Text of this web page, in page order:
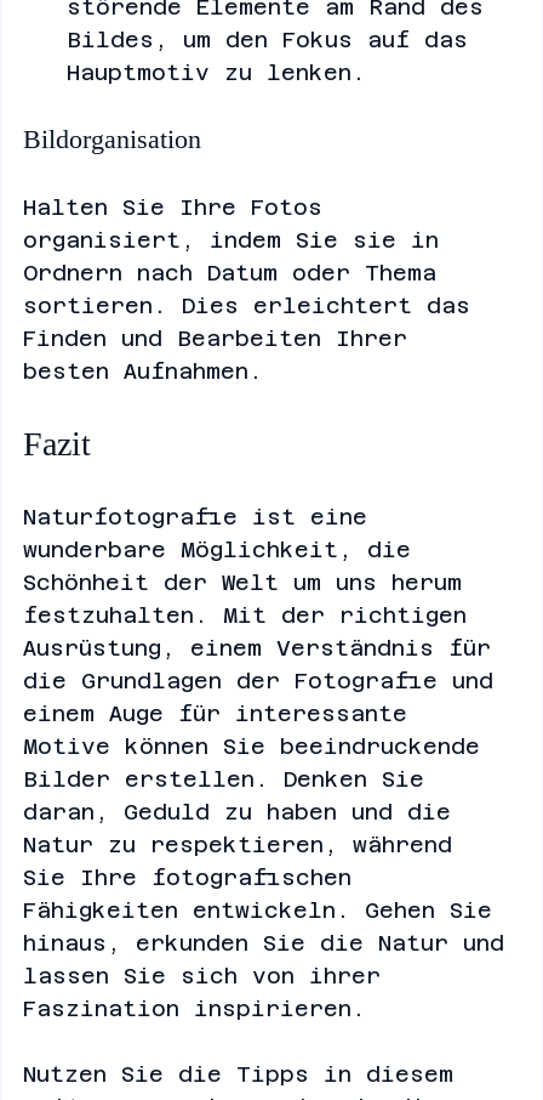
Zuschneiden: Entfernen Sie
störende Elemente am Rand des
Bildes, um den Fokus auf das
Halten Sie Ihre Fotos
organisiert, indem Sie sie in
Ordnern nach Datum oder Thema
sortieren. Dies erleichtert das
Finden und Bearbeiten Ihrer
Naturfotografie ist eine
wunderbare Möglichkeit, die
Schönheit der Welt um uns herum
festzuhalten. Mit der richtigen
Ausrüstung, einem Verständnis für
die Grundlagen der Fotografie und
einem Auge für interessante
Motive können Sie beeindruckende
Bilder erstellen. Denken Sie
daran, Geduld zu haben und die
Natur zu respektieren, während
Sie Ihre fotografischen
Fähigkeiten entwickeln. Gehen Sie
hinaus, erkunden Sie die Natur und
lassen Sie sich von ihrer